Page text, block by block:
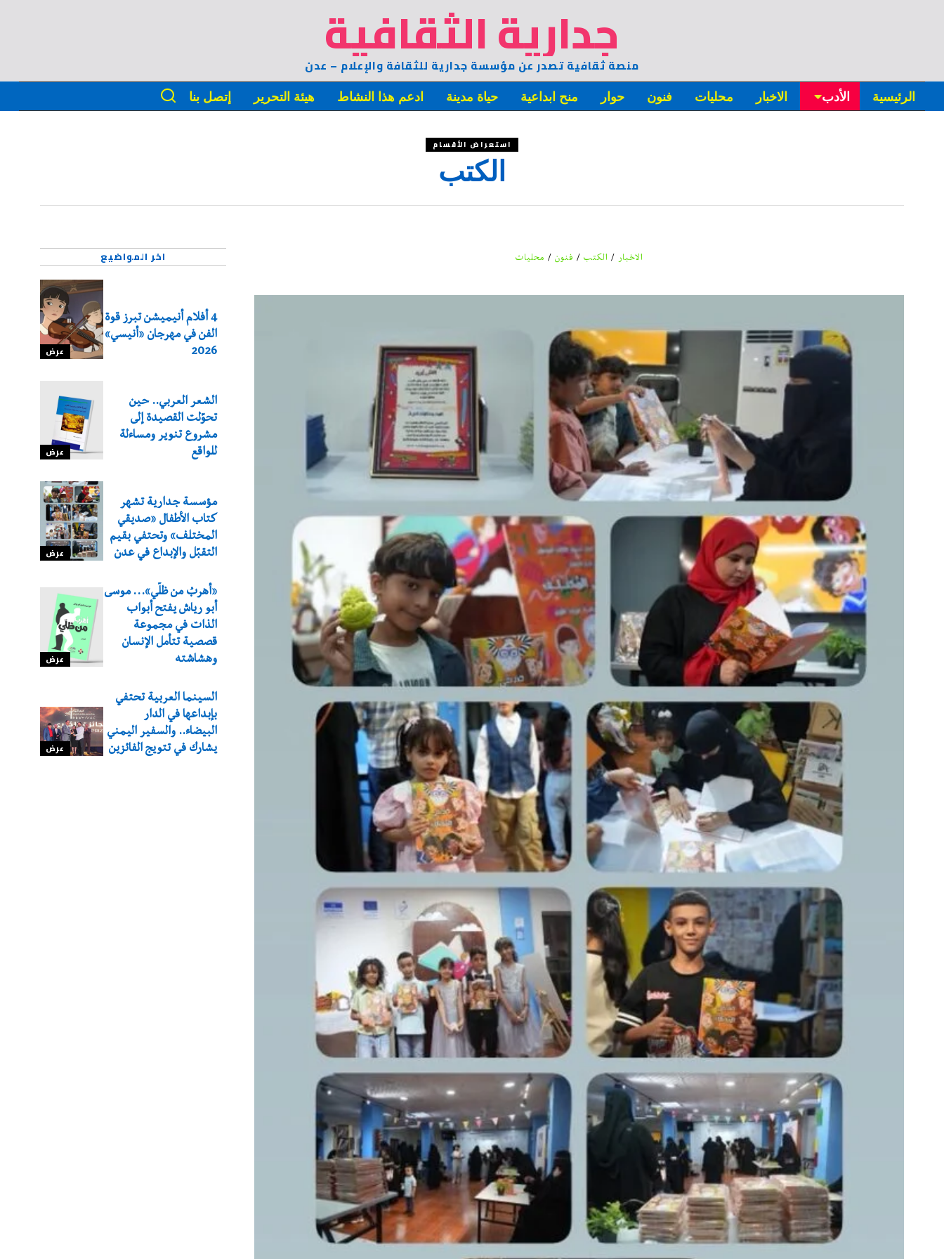
جدارية الثقافية
منصة ثقافية تصدر عن مؤسسة جدارية للثقافة والإعلام – عدن
الرئيسية الأدب الاخبار محليات فنون حوار منح ابداعية حياة مدينة ادعم هذا النشاط هيئة التحرير إتصل بنا
استعراض الأقسام
الكتب
الاخبار / الكتب / فنون / محليات اخر المواضيع
عرض
4 أفلام أنيميشن تبرز قوة
الفن في مهرجان «أنيسي»
2026
عرض
الشعر العربي.. حين
تحوّلت القصيدة إلى
مشروع تنوير ومساءلة
للواقع
عرض
مؤسسة جدارية تشهر
كتاب الأطفال «صديقي
المختلف» وتحتفي بقيم
التقبّل والإبداع في عدن
عرض
«أهربُ من ظلّي»… موسى
أبو رياش يفتح أبواب
الذات في مجموعة
قصصية تتأمل الإنسان
وهشاشته
عرض
السينما العربية تحتفي
بإبداعها في الدار
البيضاء.. والسفير اليمني
يشارك في تتويج الفائزين